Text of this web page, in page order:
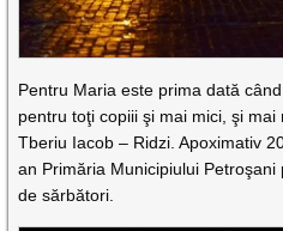
Pentru Maria este prima dată
pentru toţi copiii şi mai mici, şi
Tberiu Iacob – Ridzi. Apoximativ
an Primăria Municipiului
de sărbători.